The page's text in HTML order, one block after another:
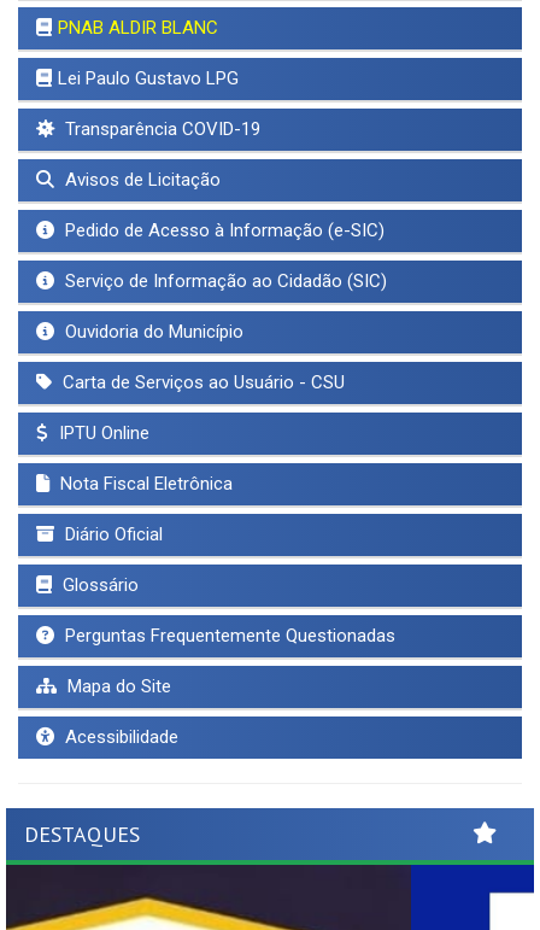
PNAB ALDIR BLANC
Lei Paulo Gustavo LPG
Transparência COVID-19
Avisos de Licitação
Pedido de Acesso à Informação (e-SIC)
Serviço de Informação ao Cidadão (SIC)
Ouvidoria do Município
Carta de Serviços ao Usuário - CSU
IPTU Online
Nota Fiscal Eletrônica
Diário Oficial
Glossário
Perguntas Frequentemente Questionadas
Mapa do Site
Acessibilidade
DESTAQUES